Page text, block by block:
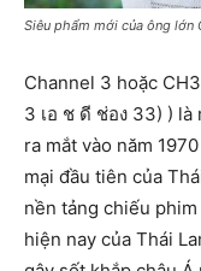
Siêu phẩm mới của ông lớn
Channel 3 hoặc
3 เอ ช ดี ช่อง 33) )
ra mắt vào năm
mại đầu tiên của
nền tảng chiếu
hiện nay của Thái